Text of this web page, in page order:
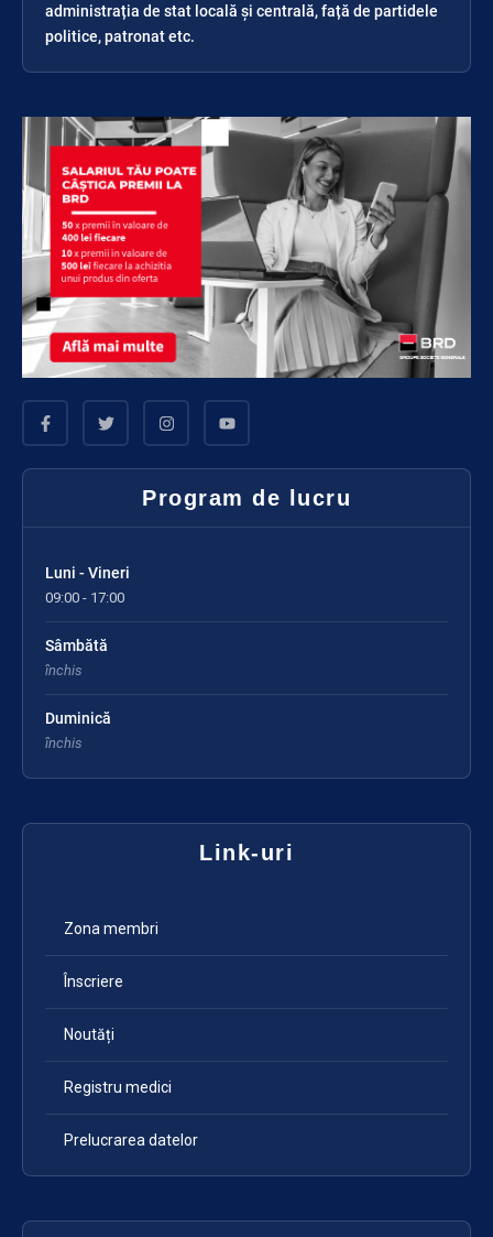
administrația de stat locală și centrală, față de partidele
politice, patronat etc.
Program de lucru
Luni - Vineri
09:00 - 17:00
Sâmbătă
închis
Duminică
închis
Link-uri
Zona membri
Înscriere
Noutăți
Registru medici
Prelucrarea datelor